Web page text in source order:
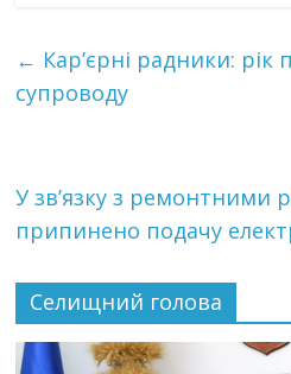
← Кар’єрні радники: рік
супроводу
У зв’язку з ремонтними
припинено подачу
Селищний голова